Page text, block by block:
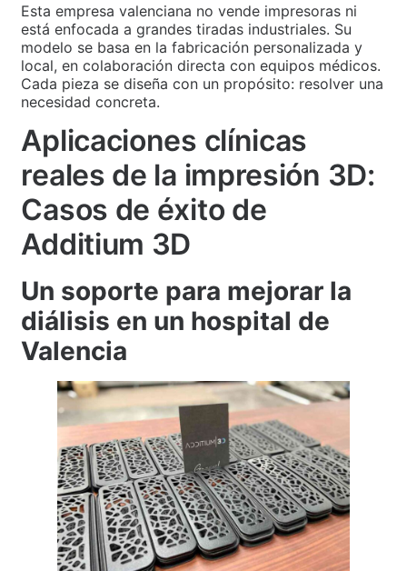
Esta empresa valenciana no vende impresoras ni
está enfocada a grandes tiradas industriales. Su
modelo se basa en la fabricación personalizada y
local, en colaboración directa con equipos médicos.
Cada pieza se diseña con un propósito: resolver una
necesidad concreta.
Aplicaciones clínicas
reales de la impresión 3D:
Casos de éxito de
Additium 3D
Un soporte para mejorar la
diálisis en un hospital de
Valencia